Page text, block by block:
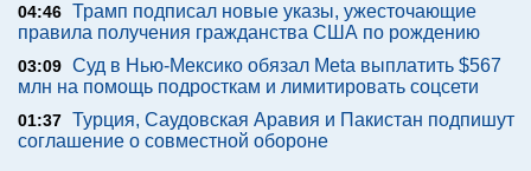
04:46 Трамп подписал новые указы, ужесточающие
правила получения гражданства США по рождению
03:09 Суд в Нью-Мексико обязал Meta выплатить $567
млн на помощь подросткам и лимитировать соцсети
01:37 Турция, Саудовская Аравия и Пакистан подпишут
соглашение о совместной обороне